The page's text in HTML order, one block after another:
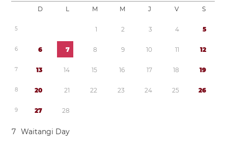
D L M M J V S
5 1 2 3 4 5
6 6 7 8 9 10 11 12
7 13 14 15 16 17 18 19
8 20 21 22 23 24 25 26
9 27 28
7 Waitangi Day